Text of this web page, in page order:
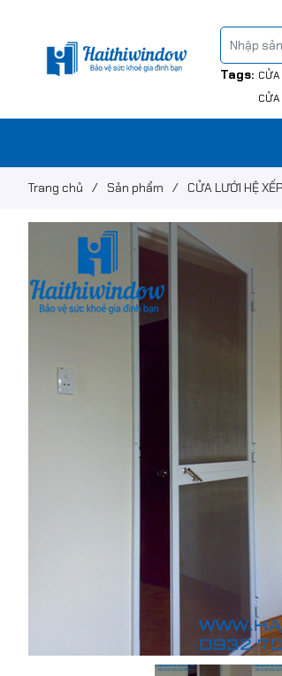
Tags:
Trang chủ / Sản phẩm / CỬA LƯỚI HỆ XẾP